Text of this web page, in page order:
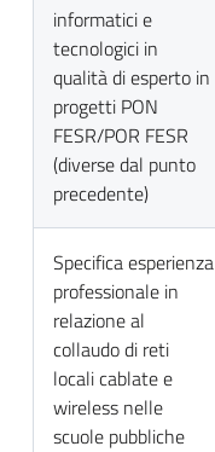
informatici e
tecnologici in
qualità di esperto in
progetti PON
FESR/POR FESR
(diverse dal punto
precedente)
Specifica esperienza
professionale in
relazione al
collaudo di reti
locali cablate e
wireless nelle
scuole pubbliche